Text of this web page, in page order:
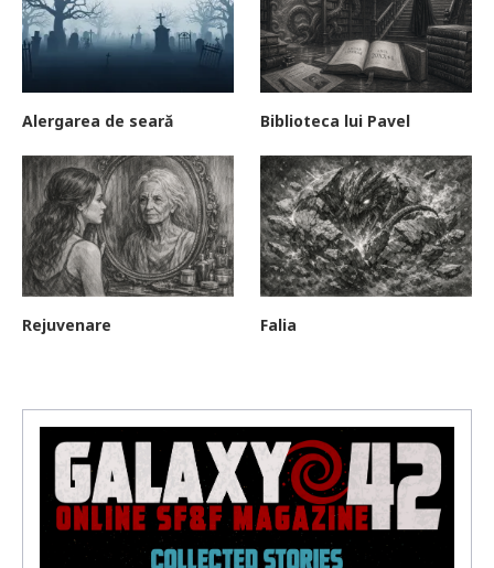
Alergarea de seară Biblioteca lui Pavel
Rejuvenare Falia